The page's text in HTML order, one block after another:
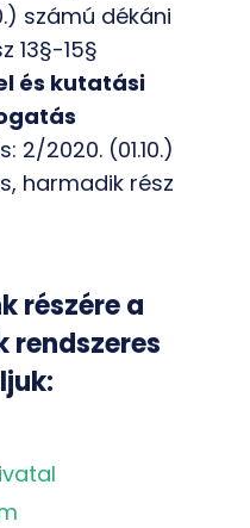
számú dékáni
13§-15§
és kutatási
2/2020. (01.10.)
harmadik rész
részére a
rendszeres